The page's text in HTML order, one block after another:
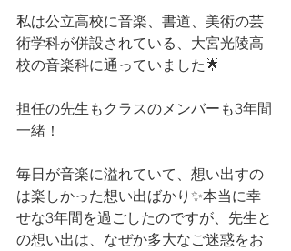
私は公立高校に音楽、書道、美術の芸
術学科が併設されている、大宮光陵高
校の音楽科に通っていました🌟
担任の先生もクラスのメンバーも3年間
一緒！
毎日が音楽に溢れていて、想い出すの
は楽しかった想い出ばかり✨本当に幸
せな3年間を過ごしたのですが、先生と
の想い出は、なぜか多大なご迷惑をお